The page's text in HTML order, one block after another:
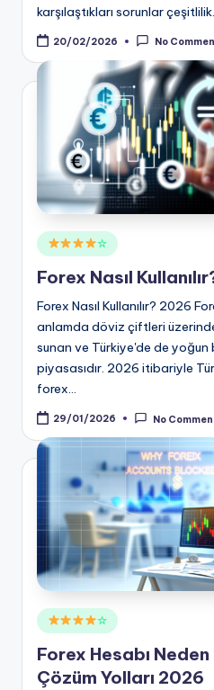
karşılaştıkları sorunlar
20/02/2026 No
Posted
in
☆
Forex Nasıl
Forex Nasıl Kullanılır? 2026
anlamda döviz çiftleri
sunan ve Türkiye'de de
piyasasıdır. 2026 itibariyle
forex…
29/01/2026 No
Posted
in
☆
Forex Hesabı
Çözüm Yolları 2026